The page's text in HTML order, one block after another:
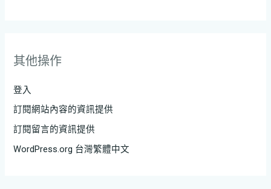
其他操作
登入
訂閱網站內容的資訊提供
訂閱留言的資訊提供
WordPress.org 台灣繁體中文